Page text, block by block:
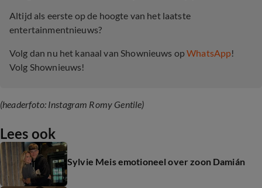
Altijd als eerste op de hoogte van het laatste
entertainmentnieuws?
Volg dan nu het kanaal van Shownieuws opWhatsApp!
Volg Shownieuws!
(headerfoto: Instagram Romy Gentile)
Lees ook
Sylvie Meis emotioneel over zoon Damián